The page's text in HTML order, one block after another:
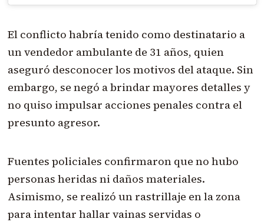
El conflicto habría tenido como destinatario a
un vendedor ambulante de 31 años, quien
aseguró desconocer los motivos del ataque. Sin
embargo, se negó a brindar mayores detalles y
no quiso impulsar acciones penales contra el
presunto agresor.
Fuentes policiales confirmaron que no hubo
personas heridas ni daños materiales.
Asimismo, se realizó un rastrillaje en la zona
para intentar hallar vainas servidas o